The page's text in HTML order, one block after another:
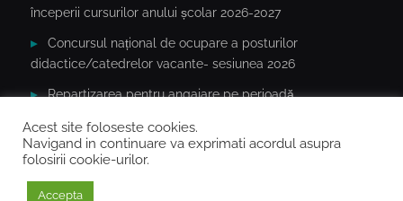
începerii cursurilor anului școlar 2026-2027
Concursul național de ocupare a posturilor
didactice/catedrelor vacante- sesiunea 2026
Repartizarea pentru angajare pe perioadă
baza notelor/mediilor la concursurile naționale 2020-2026
Acest site foloseste cookies.
Navigand in continuare va exprimati acordul asupra
folosirii cookie-urilor.
Accepta